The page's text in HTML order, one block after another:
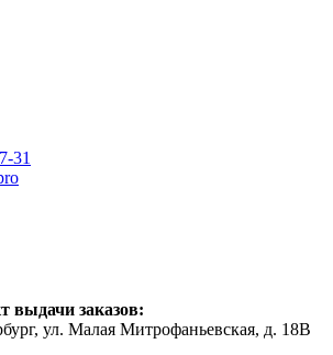
31
выдачи заказов:
ул. Малая Митрофаньевская, д. 18В